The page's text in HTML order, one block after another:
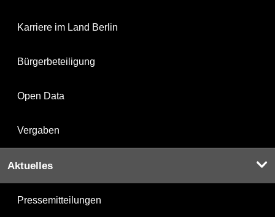
Karriere im Land Berlin
Bürgerbeteiligung
Open Data
Vergaben
Aktuelles
Pressemitteilungen